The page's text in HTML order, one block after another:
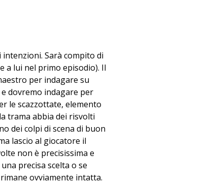
Sarà compito di
a lui nel primo episodio). Il
per indagare su
dovremo indagare per
le scazzottate, elemento
trama abbia dei risvolti
dei colpi di scena di buon
lascio al giocatore il
non è precisissima e
precisa scelta o se
ovviamente intatta.